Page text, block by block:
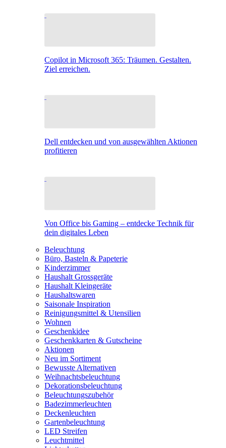
Copilot in Microsoft 365: Träumen. Gestalten.
Ziel erreichen.
Dell entdecken und von ausgewählten Aktionen
profitieren
Von Office bis Gaming – entdecke Technik für
dein digitales Leben
Beleuchtung
Büro, Basteln & Papeterie
Kinderzimmer
Haushalt Grossgeräte
Haushalt Kleingeräte
Haushaltswaren
Saisonale Inspiration
Reinigungsmittel & Utensilien
Wohnen
Geschenkidee
Geschenkkarten & Gutscheine
Aktionen
Neu im Sortiment
Bewusste Alternativen
Weihnachtsbeleuchtung
Dekorationsbeleuchtung
Beleuchtungszubehör
Badezimmerleuchten
Deckenleuchten
Gartenbeleuchtung
LED Streifen
Leuchtmittel